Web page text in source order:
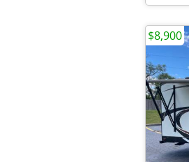
$8,900